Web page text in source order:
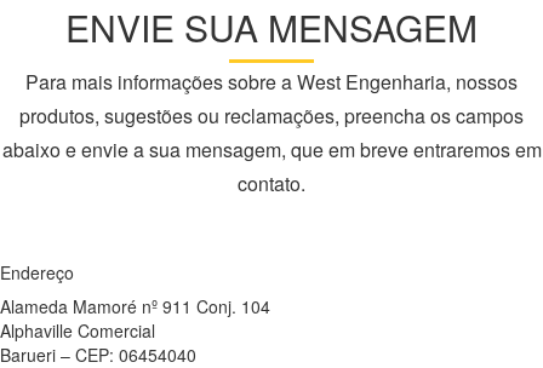
ENVIE SUA MENSAGEM
Para mais informações sobre a West Engenharia, nossos
produtos, sugestões ou reclamações, preencha os campos
abaixo e envie a sua mensagem, que em breve entraremos em
contato.
Endereço
Alameda Mamoré nº 911 Conj. 104
Alphaville Comercial
Barueri – CEP: 06454040